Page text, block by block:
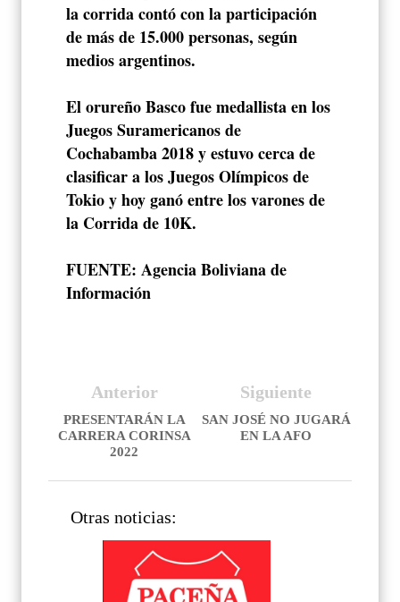
la corrida contó con la participación
de más de 15.000 personas, según
medios argentinos.
El orureño Basco fue medallista en los
Juegos Suramericanos de
Cochabamba 2018 y estuvo cerca de
clasificar a los Juegos Olímpicos de
Tokio y hoy ganó entre los varones de
la Corrida de 10K.
FUENTE: Agencia Boliviana de
Información
Siguiente
SAN JOSÉ NO JUGARÁ
EN LA AFO
Anterior
PRESENTARÁN LA
CARRERA CORINSA
2022
Otras noticias: